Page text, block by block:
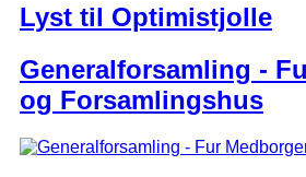
Lyst til Optimistjolle
Generalforsamling -
og Forsamlingshus